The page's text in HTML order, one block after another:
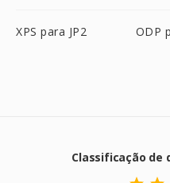
XPS para JP2 ODP
Classificação de